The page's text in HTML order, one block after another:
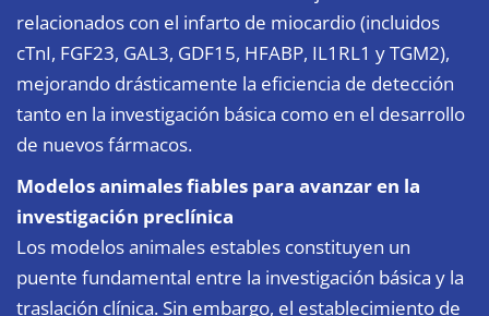
relacionados con el infarto de miocardio (incluidos
cTnI, FGF23, GAL3, GDF15, HFABP, IL1RL1 y TGM2),
mejorando drásticamente la eficiencia de detección
tanto en la investigación básica como en el desarrollo
de nuevos fármacos.
Modelos animales fiables para avanzar en la
investigación preclínica
Los modelos animales estables constituyen un
puente fundamental entre la investigación básica y la
traslación clínica. Sin embargo, el establecimiento de